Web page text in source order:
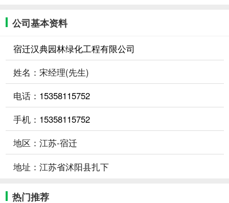
公司基本资料
宿迁汉典园林绿化工程有限公司
姓名：宋经理(先生)
电话： 15358115752
手机： 15358115752
地区：江苏-宿迁
地址：江苏省沭阳县扎下
热门推荐